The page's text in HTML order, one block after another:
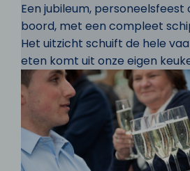
Een jubileum,
boord, met een compleet
Het uitzicht schuift de hele
eten komt uit onze eigen